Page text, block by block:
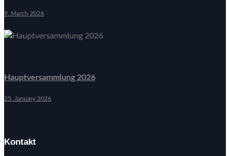
9. March 2026
Hauptversammlung 2026
25. January 2026
Kontakt